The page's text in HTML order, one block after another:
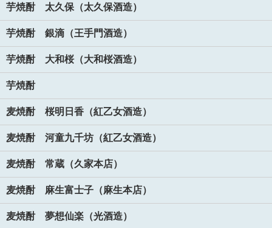
芋焼酎 太久保（太久保酒造）
芋焼酎 銀滴（王手門酒造）
芋焼酎 大和桜（大和桜酒造）
芋焼酎
麦焼酎 桜明日香（紅乙女酒造）
麦焼酎 河童九千坊（紅乙女酒造）
麦焼酎 常蔵（久家本店）
麦焼酎 麻生富士子（麻生本店）
麦焼酎 夢想仙楽（光酒造）